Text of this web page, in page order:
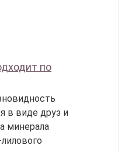
по
в виде друз и
минерала